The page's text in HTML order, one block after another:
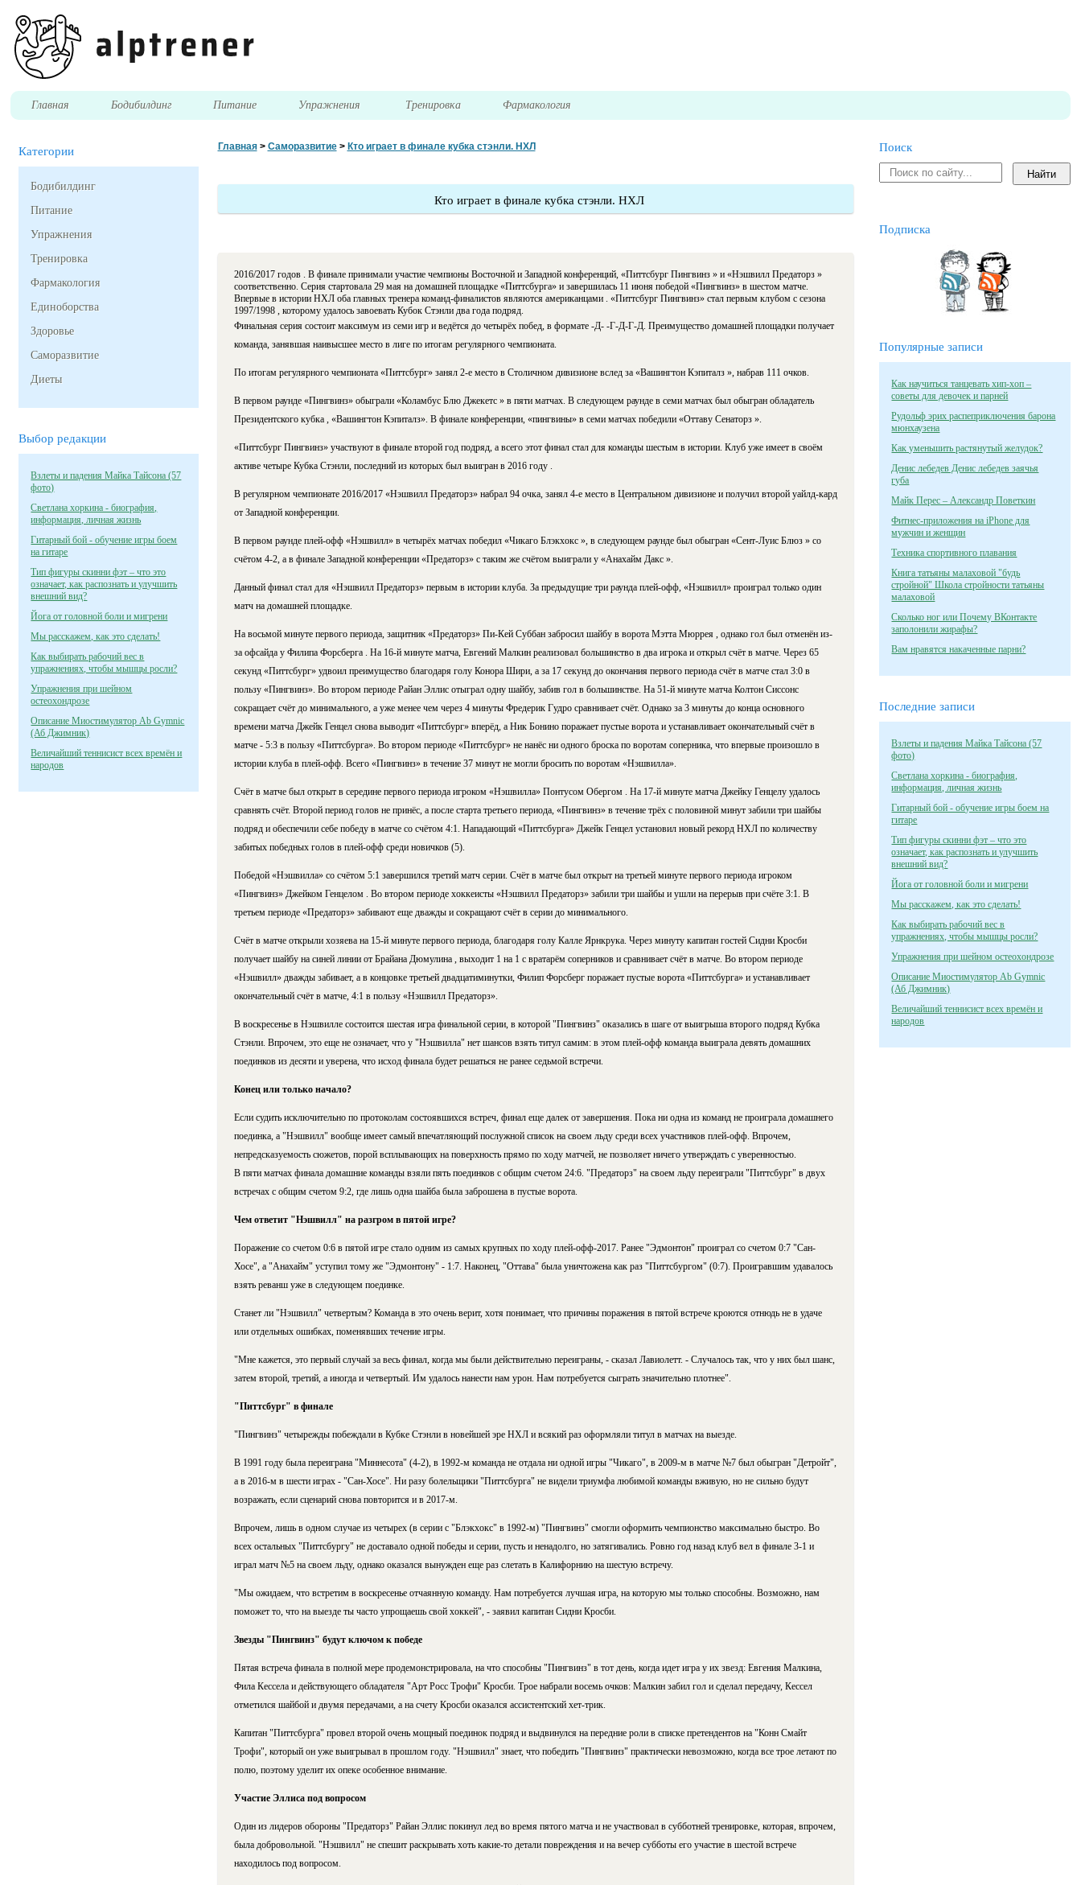
Главная Бодибилдинг Питание Упражнения Тренировка Фармакология
Категории
Бодибилдинг
Питание
Упражнения
Тренировка
Фармакология
Единоборства
Здоровье
Саморазвитие
Диеты
Выбор редакции
Взлеты и падения Майка Тайсона (57
фото)
Светлана хоркина - биография,
информация, личная жизнь
Гитарный бой - обучение игры боем
на гитаре
Тип фигуры скинни фэт – что это
означает, как распознать и улучшить
внешний вид?
Йога от головной боли и мигрени
Мы расскажем, как это сделать!
Как выбирать рабочий вес в
упражнениях, чтобы мышцы росли?
Упражнения при шейном
остеохондрозе
Описание Миостимулятор Ab Gymnic
(Аб Джимник)
Величайший теннисист всех времён и
народов
Главная> Саморазвитие> Кто играет в финале кубка стэнли. НХЛ
Кто играет в финале кубка стэнли. НХЛ
2016/2017 годов . В финале принимали участие чемпионы Восточной и Западной конференций, «Питтсбург Пингвинз » и «Нэшвилл Предаторз »
соответственно. Серия стартовала 29 мая на домашней площадке «Питтсбурга» и завершилась 11 июня победой «Пингвинз» в шестом матче.
Впервые в истории НХЛ оба главных тренера команд-финалистов являются американцами . «Питтсбург Пингвинз» стал первым клубом с сезона
1997/1998 , которому удалось завоевать Кубок Стэнли два года подряд.
Финальная серия состоит максимум из семи игр и ведётся до четырёх побед, в формате -Д- -Г-Д-Г-Д. Преимущество домашней площадки получает
команда, занявшая наивысшее место в лиге по итогам регулярного чемпионата.
По итогам регулярного чемпионата «Питтсбург» занял 2-е место в Столичном дивизионе вслед за «Вашингтон Кэпиталз », набрав 111 очков.
В первом раунде «Пингвинз» обыграли «Коламбус Блю Джекетс » в пяти матчах. В следующем раунде в семи матчах был обыгран обладатель
Президентского кубка , «Вашингтон Кэпиталз». В финале конференции, «пингвины» в семи матчах победили «Оттаву Сенаторз ».
«Питтсбург Пингвинз» участвуют в финале второй год подряд, а всего этот финал стал для команды шестым в истории. Клуб уже имеет в своём
активе четыре Кубка Стэнли, последний из которых был выигран в 2016 году .
В регулярном чемпионате 2016/2017 «Нэшвилл Предаторз» набрал 94 очка, занял 4-е место в Центральном дивизионе и получил второй уайлд-кард
от Западной конференции.
В первом раунде плей-офф «Нэшвилл» в четырёх матчах победил «Чикаго Блэкхокс », в следующем раунде был обыгран «Сент-Луис Блюз » со
счётом 4-2, а в финале Западной конференции «Предаторз» с таким же счётом выиграли у «Анахайм Дакс ».
Данный финал стал для «Нэшвилл Предаторз» первым в истории клуба. За предыдущие три раунда плей-офф, «Нэшвилл» проиграл только один
матч на домашней площадке.
На восьмой минуте первого периода, защитник «Предаторз» Пи-Кей Суббан забросил шайбу в ворота Мэтта Мюррея , однако гол был отменён из-
за офсайда у Филипа Форсберга . На 16-й минуте матча, Евгений Малкин реализовал большинство в два игрока и открыл счёт в матче. Через 65
секунд «Питтсбург» удвоил преимущество благодаря голу Конора Шири, а за 17 секунд до окончания первого периода счёт в матче стал 3:0 в
пользу «Пингвинз». Во втором периоде Райан Эллис отыграл одну шайбу, забив гол в большинстве. На 51-й минуте матча Колтон Сиссонс
сокращает счёт до минимального, а уже менее чем через 4 минуты Фредерик Гудро сравнивает счёт. Однако за 3 минуты до конца основного
времени матча Джейк Генцел снова выводит «Питтсбург» вперёд, а Ник Бонино поражает пустые ворота и устанавливает окончательный счёт в
матче - 5:3 в пользу «Питтсбурга». Во втором периоде «Питтсбург» не нанёс ни одного броска по воротам соперника, что впервые произошло в
истории клуба в плей-офф. Всего «Пингвинз» в течение 37 минут не могли бросить по воротам «Нэшвилла».
Счёт в матче был открыт в середине первого периода игроком «Нэшвилла» Понтусом Обергом . На 17-й минуте матча Джейку Генцелу удалось
сравнять счёт. Второй период голов не принёс, а после старта третьего периода, «Пингвинз» в течение трёх с половиной минут забили три шайбы
подряд и обеспечили себе победу в матче со счётом 4:1. Нападающий «Питтсбурга» Джейк Генцел установил новый рекорд НХЛ по количеству
забитых победных голов в плей-офф среди новичков (5).
Победой «Нэшвилла» со счётом 5:1 завершился третий матч серии. Счёт в матче был открыт на третьей минуте первого периода игроком
«Пингвинз» Джейком Генцелом . Во втором периоде хоккеисты «Нэшвилл Предаторз» забили три шайбы и ушли на перерыв при счёте 3:1. В
третьем периоде «Предаторз» забивают еще дважды и сокращают счёт в серии до минимального.
Счёт в матче открыли хозяева на 15-й минуте первого периода, благодаря голу Калле Ярнкрука. Через минуту капитан гостей Сидни Кросби
получает шайбу на синей линии от Брайана Дюмулина , выходит 1 на 1 с вратарём соперников и сравнивает счёт в матче. Во втором периоде
«Нэшвилл» дважды забивает, а в концовке третьей двадцатиминутки, Филип Форсберг поражает пустые ворота «Питтсбурга» и устанавливает
окончательный счёт в матче, 4:1 в пользу «Нэшвилл Предаторз».
В воскресенье в Нэшвилле состоится шестая игра финальной серии, в которой "Пингвинз" оказались в шаге от выигрыша второго подряд Кубка
Стэнли. Впрочем, это еще не означает, что у "Нэшвилла" нет шансов взять титул самим: в этом плей-офф команда выиграла девять домашних
поединков из десяти и уверена, что исход финала будет решаться не ранее седьмой встречи.
Конец или только начало?
Если судить исключительно по протоколам состоявшихся встреч, финал еще далек от завершения. Пока ни одна из команд не проиграла домашнего
поединка, а "Нэшвилл" вообще имеет самый впечатляющий послужной список на своем льду среди всех участников плей-офф. Впрочем,
непредсказуемость сюжетов, порой всплывающих на поверхность прямо по ходу матчей, не позволяет ничего утверждать с уверенностью.
В пяти матчах финала домашние команды взяли пять поединков с общим счетом 24:6. "Предаторз" на своем льду переиграли "Питтсбург" в двух
встречах с общим счетом 9:2, где лишь одна шайба была заброшена в пустые ворота.
Чем ответит "Нэшвилл" на разгром в пятой игре?
Поражение со счетом 0:6 в пятой игре стало одним из самых крупных по ходу плей-офф-2017. Ранее "Эдмонтон" проиграл со счетом 0:7 "Сан-
Хосе", а "Анахайм" уступил тому же "Эдмонтону" - 1:7. Наконец, "Оттава" была уничтожена как раз "Питтсбургом" (0:7). Проигравшим удавалось
взять реванш уже в следующем поединке.
Станет ли "Нэшвилл" четвертым? Команда в это очень верит, хотя понимает, что причины поражения в пятой встрече кроются отнюдь не в удаче
или отдельных ошибках, поменявших течение игры.
"Мне кажется, это первый случай за весь финал, когда мы были действительно переиграны, - сказал Лавиолетт. - Случалось так, что у них был шанс,
затем второй, третий, а иногда и четвертый. Им удалось нанести нам урон. Нам потребуется сыграть значительно плотнее".
"Питтсбург" в финале
"Пингвинз" четырежды побеждали в Кубке Стэнли в новейшей эре НХЛ и всякий раз оформляли титул в матчах на выезде.
В 1991 году была переиграна "Миннесота" (4-2), в 1992-м команда не отдала ни одной игры "Чикаго", в 2009-м в матче №7 был обыгран "Детройт",
а в 2016-м в шести играх - "Сан-Хосе". Ни разу болельщики "Питтсбурга" не видели триумфа любимой команды вживую, но не сильно будут
возражать, если сценарий снова повторится и в 2017-м.
Впрочем, лишь в одном случае из четырех (в серии с "Блэкхокс" в 1992-м) "Пингвинз" смогли оформить чемпионство максимально быстро. Во
всех остальных "Питтсбургу" не доставало одной победы и серии, пусть и ненадолго, но затягивались. Ровно год назад клуб вел в финале 3-1 и
играл матч №5 на своем льду, однако оказался вынужден еще раз слетать в Калифорнию на шестую встречу.
"Мы ожидаем, что встретим в воскресенье отчаянную команду. Нам потребуется лучшая игра, на которую мы только способны. Возможно, нам
поможет то, что на выезде ты часто упрощаешь свой хоккей", - заявил капитан Сидни Кросби.
Звезды "Пингвинз" будут ключом к победе
Пятая встреча финала в полной мере продемонстрировала, на что способны "Пингвинз" в тот день, когда идет игра у их звезд: Евгения Малкина,
Фила Кессела и действующего обладателя "Арт Росс Трофи" Кросби. Трое набрали восемь очков: Малкин забил гол и сделал передачу, Кессел
отметился шайбой и двумя передачами, а на счету Кросби оказался ассистентский хет-трик.
Капитан "Питтсбурга" провел второй очень мощный поединок подряд и выдвинулся на передние роли в списке претендентов на "Конн Смайт
Трофи", который он уже выигрывал в прошлом году. "Нэшвилл" знает, что победить "Пингвинз" практически невозможно, когда все трое летают по
полю, поэтому уделит их опеке особенное внимание.
Участие Эллиса под вопросом
Один из лидеров обороны "Предаторз" Райан Эллис покинул лед во время пятого матча и не участвовал в субботней тренировке, которая, впрочем,
была добровольной. "Нэшвилл" не спешит раскрывать хоть какие-то детали повреждения и на вечер субботы его участие в шестой встрече
находилось под вопросом.
Поиск
Подписка
Популярные записи
Как научиться танцевать хип-хоп –
советы для девочек и парней
Рудольф эрих распеприключения барона
мюнхаузена
Как уменьшить растянутый желудок?
Денис лебедев Денис лебедев заячья
губа
Майк Перес – Александр Поветкин
Фитнес-приложения на iPhone для
мужчин и женщин
Техника спортивного плавания
Книга татьяны малаховой "будь
стройной" Школа стройности татьяны
малаховой
Сколько ног или Почему ВКонтакте
заполонили жирафы?
Вам нравятся накаченные парни?
Последние записи
Взлеты и падения Майка Тайсона (57
фото)
Светлана хоркина - биография,
информация, личная жизнь
Гитарный бой - обучение игры боем на
гитаре
Тип фигуры скинни фэт – что это
означает, как распознать и улучшить
внешний вид?
Йога от головной боли и мигрени
Мы расскажем, как это сделать!
Как выбирать рабочий вес в
упражнениях, чтобы мышцы росли?
Упражнения при шейном остеохондрозе
Описание Миостимулятор Ab Gymnic
(Аб Джимник)
Величайший теннисист всех времён и
народов